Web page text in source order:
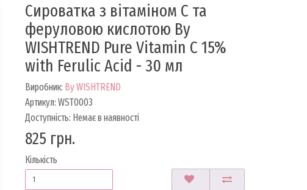
Сироватка з вітаміном С та
феруловою кислотою By
WISHTREND Pure Vitamin C 15%
with Ferulic Acid - 30 мл
Виробник: By WISHTREND
Артикул: WST0003
Доступність: Немає в наявності
825 грн.
Кількість